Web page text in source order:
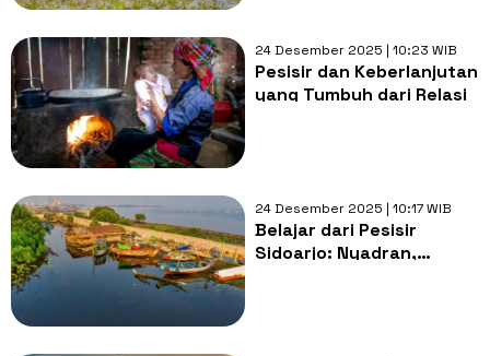
24 Desember 2025 | 10:23 WIB
Pesisir dan Keberlanjutan
yang Tumbuh dari Relasi
24 Desember 2025 | 10:17 WIB
Belajar dari Pesisir
Sidoarjo: Nyadran,